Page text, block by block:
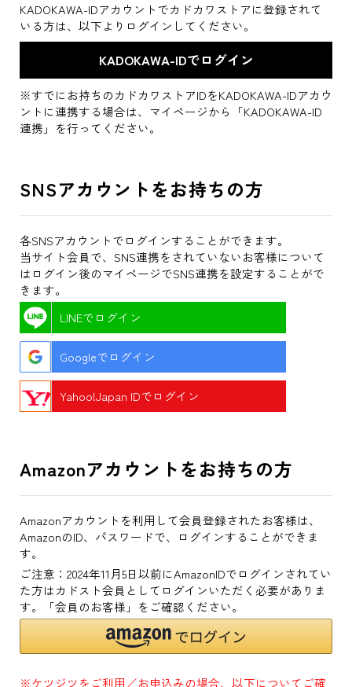
KADOKAWA-IDアカウントでカドカワストアに登録されて
いる方は、以下よりログインしてください。
※すでにお持ちのカドカワストアIDをKADOKAWA-IDアカウ
ントに連携する場合は、マイページから「KADOKAWA-ID
連携」を行ってください。
SNSアカウントをお持ちの方
各SNSアカウントでログインすることができます。
当サイト会員で、SNS連携をされていないお客様について
はログイン後のマイページでSNS連携を設定することがで
きます。
LINEでログイン
Googleでログイン
Yahoo!Japan IDでログイン
Amazonアカウントをお持ちの方
Amazonアカウントを利用して会員登録されたお客様は、
AmazonのID、パスワードで、ログインすることができま
す。
ご注意：2024年11月5日以前にAmazonIDでログインされてい
た方はカドスト会員としてログインいただく必要がありま
す。「会員のお客様」をご確認ください。
※ケツジツをご利用／お申込みの場合、以下についてご確